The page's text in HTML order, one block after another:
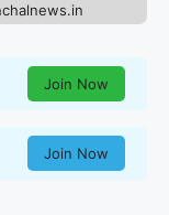
Join Now
Join Now